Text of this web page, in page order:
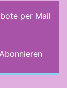
per Mail
Abonnieren